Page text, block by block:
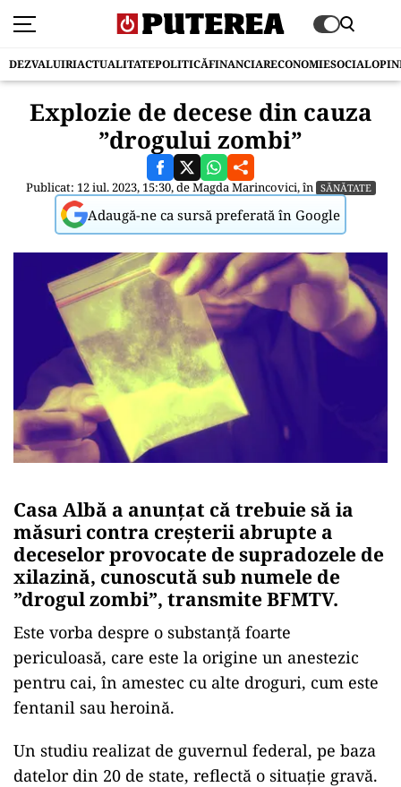
DEZVALUIRIACTUALITATEPOLITICĂFINANCIARECONOMIESOCIAL
Explozie de decese din cauza
”drogului zombi”
Publicat: 12 iul. 2023, 15:30, deMagda Marincovici, în SĂNĂTATE
Adaugă-ne ca sursă preferată în Google
Casa Albă a anunțat că trebuie să ia
măsuri contra creșterii abrupte a
deceselor provocate de supradozele de
xilazină, cunoscută sub numele de
”drogul zombi”, transmite BFMTV.
Este vorba despre o substanță foarte
periculoasă, care este la origine un anestezic
pentru cai, în amestec cu alte droguri, cum este
fentanil sau heroină.
Un studiu realizat de guvernul federal, pe baza
datelor din 20 de state, reflectă o situație gravă.